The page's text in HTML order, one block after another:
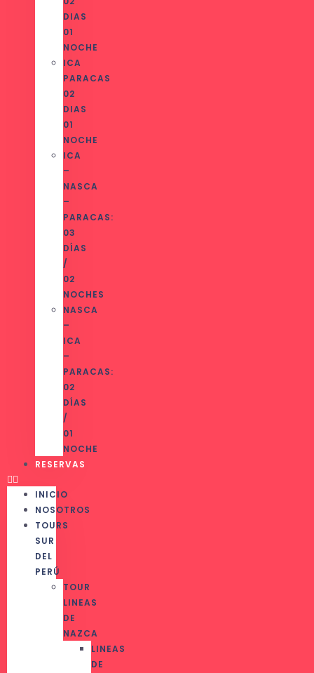
DIAS
01
NOCHE
ICA
PARACAS
02
DIAS
01
NOCHE
ICA
–
NASCA
–
PARACAS:
03
DÍAS
/
02
NOCHES
NASCA
–
ICA
–
PARACAS:
02
DÍAS
/
01
NOCHE
RESERVAS
INICIO
NOSOTROS
TOURS
SUR
DEL
PERÚ
TOUR
LINEAS
DE
NAZCA
LINEAS
DE